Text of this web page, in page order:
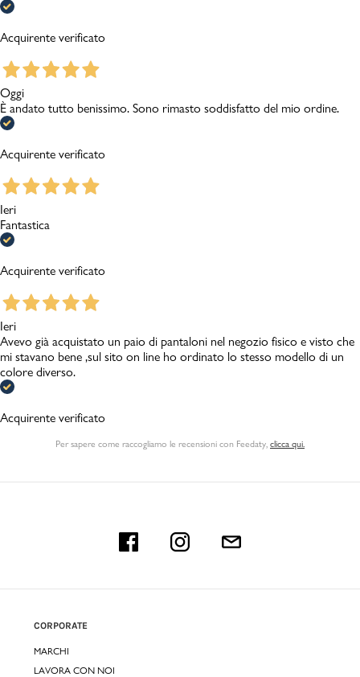
Acquirente verificato
Oggi
È andato tutto benissimo. Sono rimasto soddisfatto del mio ordine.
Acquirente verificato
Ieri
Fantastica
Acquirente verificato
Ieri
Avevo già acquistato un paio di pantaloni nel negozio fisico e visto che
mi stavano bene ,sul sito on line ho ordinato lo stesso modello di un
colore diverso.
Acquirente verificato
Per sapere come raccogliamo le recensioni con Feedaty, clicca qui.
CORPORATE
MARCHI
LAVORA CON NOI